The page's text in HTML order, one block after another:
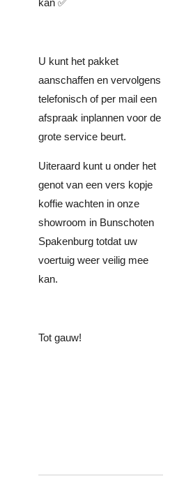
U kunt het pakket
aanschaffen en vervolgens
telefonisch of per mail een
afspraak inplannen voor de
grote service beurt.
Uiteraard kunt u onder het
genot van een vers kopje
koffie wachten in onze
showroom in Bunschoten
Spakenburg totdat uw
voertuig weer veilig mee
kan.
Tot gauw!